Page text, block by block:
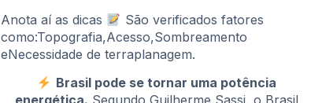
Anota aí as dicas
São verificados fatores
como:Topografia,Acesso,Sombreamento
eNecessidade de terraplanagem.
Brasil pode se tornar uma potência